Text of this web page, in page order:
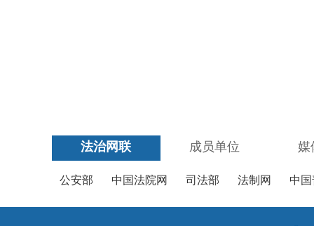
法治网联 成员单位 媒
公安部 中国法院网 司法部 法制网 中